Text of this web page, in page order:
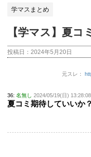
学マスまとめ
【学マス】夏コ
投稿日： 2024年5月20日
元スレ：
36: 名無し 2024/05/19(日)
夏コミ期待していいか？